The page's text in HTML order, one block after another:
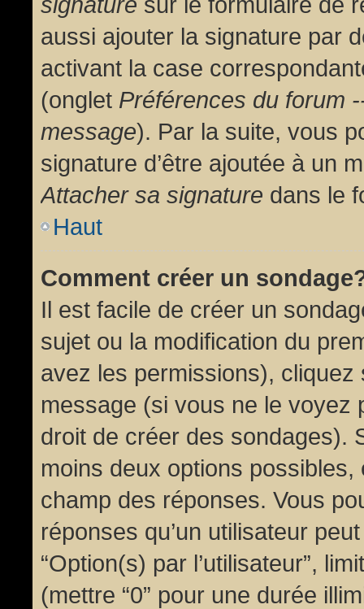
aussi ajouter la signature par
activant la case
(onglet Préférences du forum
message). Par la suite, vous
signature d’être ajoutée à un
Attacher sa signature dans le
Haut
Comment créer un
Il est facile de créer un
sujet ou la modification du
avez les permissions), cliquez
message (si vous ne le voyez
droit de créer des sondages).
moins deux options
champ des réponses. Vous
réponses qu’un utilisateur
“Option(s) par l’utilisateur”,
(mettre “0” pour une durée